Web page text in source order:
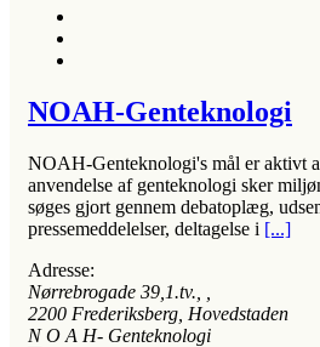
NOAH-Genteknologi
NOAH-Genteknologi's mål er aktivt
anvendelse af genteknologi sker
søges gjort gennem debatoplæg,
pressemeddelelser, deltagelse i [...]
Adresse:
Nørrebrogade 39,1.tv.
2200 Frederiksberg, Hovedstaden
N O A H- Genteknologi